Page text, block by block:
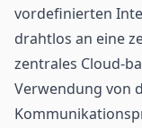
vordefinierten
drahtlos an eine
zentrales Cloud-
Verwendung von